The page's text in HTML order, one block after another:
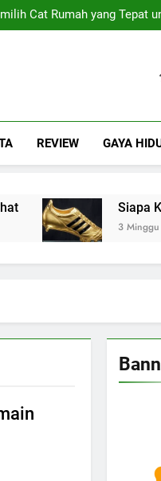
Cat Rumah yang Tepat
Siapa Kandidat Kuat Peraih
Cat Rumah yang Tepat
Siapa Kandidat Kuat Peraih
REVIEW GAYA
Siapa
3 Minggu Ago